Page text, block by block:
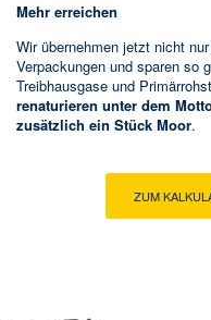
Mehr erreichen
Wir übernehmen jetzt nicht
Verpackungen und sparen so
Treibhausgase und
renaturieren unter dem
zusätzlich ein Stück Moor.
ZUM